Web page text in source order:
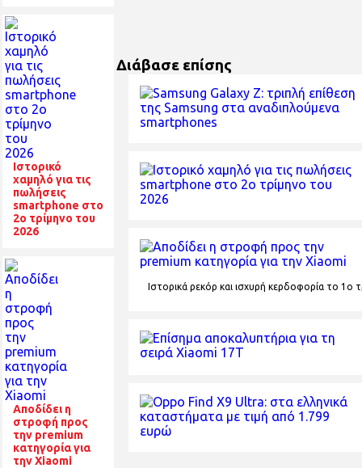
Ιστορικό
χαμηλό για τις
πωλήσεις
smartphone στο
2ο τρίμηνο του
2026
Αποδίδει η
στροφή προς
την premium
κατηγορία για
την Xiaomi
Διάβασε επίσης
Ιστορικά ρεκόρ και ισχυρή κερδοφορία το 1o